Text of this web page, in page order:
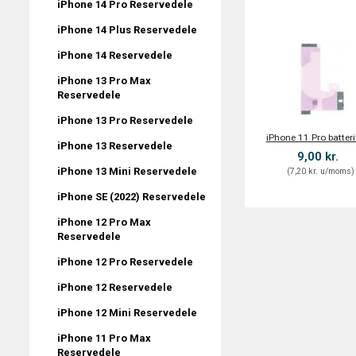
iPhone 14 Pro Reservedele
iPhone 14 Plus Reservedele
iPhone 14 Reservedele
iPhone 13 Pro Max
Reservedele
iPhone 13 Pro Reservedele
iPhone 13 Reservedele
iPhone 13 Mini Reservedele
iPhone SE (2022) Reservedele
iPhone 12 Pro Max
Reservedele
iPhone 12 Pro Reservedele
iPhone 12 Reservedele
iPhone 12 Mini Reservedele
iPhone 11 Pro Max
Reservedele
iPhone 11 Pro
9,00 kr.
(7,20 kr. u/moms)